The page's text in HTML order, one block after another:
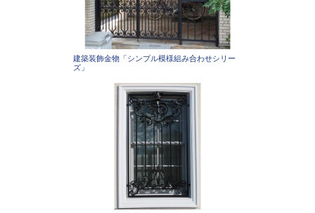
建築装飾金物「シンプル模様組み合わせシリー
ズ」